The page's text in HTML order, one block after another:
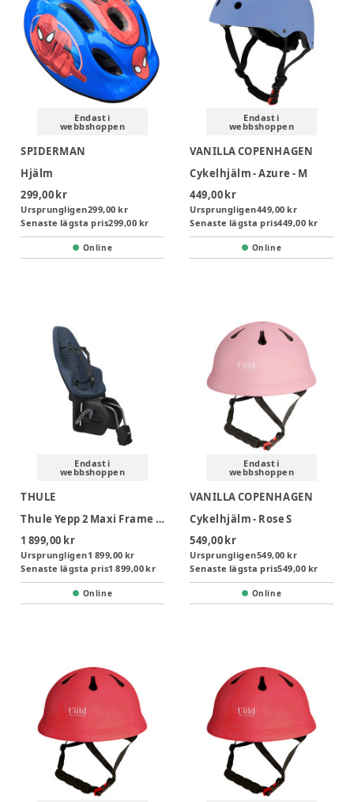
Endast i
webbshoppen
SPIDERMAN
Hjälm
299,00 kr
Ursprungligen299,00 kr
Senaste lägsta pris299,00 kr
Online
Endast i
webbshoppen
VANILLA COPENHAGEN
Cykelhjälm - Azure - M
449,00 kr
Ursprungligen449,00 kr
Senaste lägsta pris449,00 kr
Online
Endast i
webbshoppen
THULE
Thule Yepp 2 Maxi Frame Mount Cykelsits - Majolica Blue
1 899,00 kr
Ursprungligen1 899,00 kr
Senaste lägsta pris1 899,00 kr
Online
Endast i
webbshoppen
VANILLA COPENHAGEN
Cykelhjälm - Rose S
549,00 kr
Ursprungligen549,00 kr
Senaste lägsta pris549,00 kr
Online